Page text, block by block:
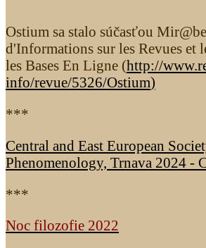
Ostium sa stalo súčasťou
d'Informations sur les Revues et
les Bases En Ligne (http://
info/revue/5326/Ostium)
***
Central and East European
Phenomenology, Trnava 2024 -
***
Noc filozofie 2022